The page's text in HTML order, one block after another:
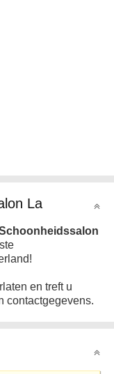
La
en treft u
contactgegevens.